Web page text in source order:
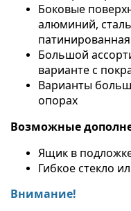
Боковые
алюминий,
Большой
варианте с
Варианты
опорах
Возможные
Ящик в
Гибкое стекло
Внимание!